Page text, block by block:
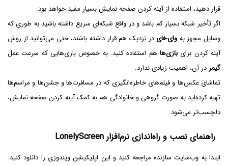
قرار دهید، استفاده از آینه کردن صفحه نمایش بسیار مفید خواهد بود.
اگر تأخیر شبکه بسیار کم باشد و در واقع شبکه‌ای سریع داشته باشید به طوری که
وسایل مجهز به وای-فای در نزدیک هم قرار داشته باشند، حتی می‌توانید از روش
آینه کردن برای بازی‌ها هم استفاده کنید. به خصوص بازی‌هایی که سرعت عمل
گیمر در آن، اهمیت زیادی ندارد.
تماشای عکس‌ها و فیلم‌های خاطره‌انگیزی که در مسافرت‌ها و جشن‌ها و مراسم‌ها
تهیه کرده‌اید به صورت گروهی و خانوادگی هم به کمک آینه کردن صفحه نمایش،
دلچسب‌تر می‌شود.
راهنمای نصب و راه‌اندازی نرم‌افزار LonelyScreen
ابتدا به وب‌سایت سازنده مراجعه کنید و این اپلیکیشن ویندوزی را دانلود کنید.